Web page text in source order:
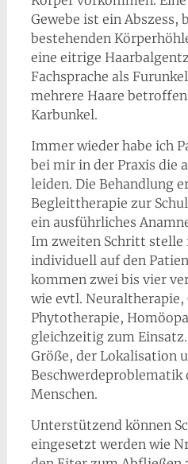
Gewebe ist ein Abszess,
bestehenden
eine eitrige
Fachsprache als
mehrere Haare
Karbunkel.
Immer wieder habe ich
bei mir in der Praxis die
leiden. Die Behandlung
Begleittherapie zur
ein ausführliches
Im zweiten Schritt stelle
individuell auf den
kommen zwei bis vier
wie evtl.
Phytotherapie,
gleichzeitig zum
Größe, der Lokalisation
Beschwerdeproblematik
Menschen.
Unterstützend können
eingesetzt werden wie